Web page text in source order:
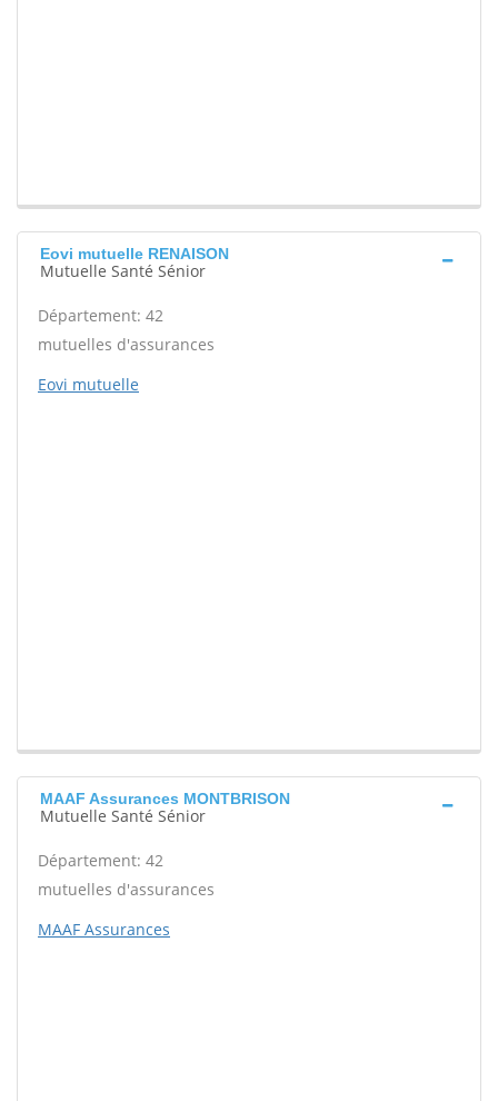
Eovi mutuelle RENAISON
Mutuelle Santé Sénior
Département: 42
mutuelles d'assurances
Eovi mutuelle
MAAF Assurances MONTBRISON
Mutuelle Santé Sénior
Département: 42
mutuelles d'assurances
MAAF Assurances